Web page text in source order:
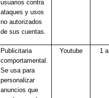
usuarios contra
ataques y usos
no autorizados
de sus cuentas.
Publicitaria
comportamental.
Se usa para
personalizar
anuncios que
Youtube 1